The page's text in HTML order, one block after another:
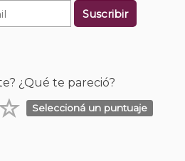
Suscribir
¿Qué te pareció?
Seleccioná un puntuaje